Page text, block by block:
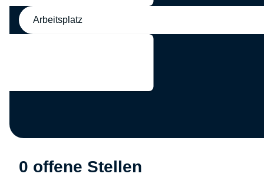
Arbeitsplatz
0 offene Stellen